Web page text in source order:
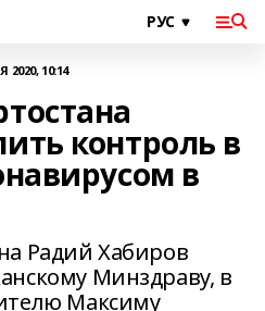
2020, 10:14
контроль в
в
Радий Хабиров
Минздраву, в
Максиму